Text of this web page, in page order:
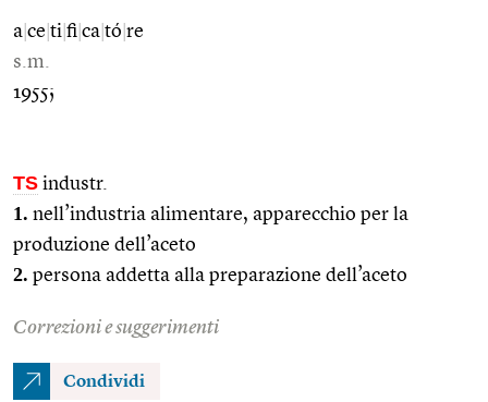
a ce ti fi ca tó re
s.m.
1955;
TS industr.
1. nell’industria alimentare, apparecchio per la
produzione dell’aceto
2. persona addetta alla preparazione dell’aceto
Correzioni e suggerimenti
Condividi